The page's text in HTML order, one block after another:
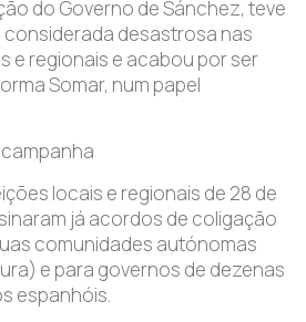
do Governo de Sánchez, teve
desastrosa nas
e regionais e acabou por ser
Somar, num papel
locais e regionais de 28 de
já acordos de coligação
comunidades autónomas
e para governos de dezenas
espanhóis.